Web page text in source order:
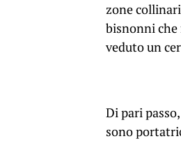
zone
bisnonni che
veduto un
Di pari
sono